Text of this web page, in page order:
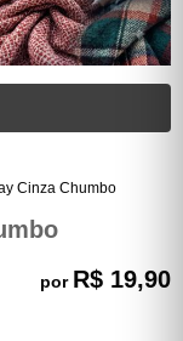
Cinza Chumbo
por R$ 19,90